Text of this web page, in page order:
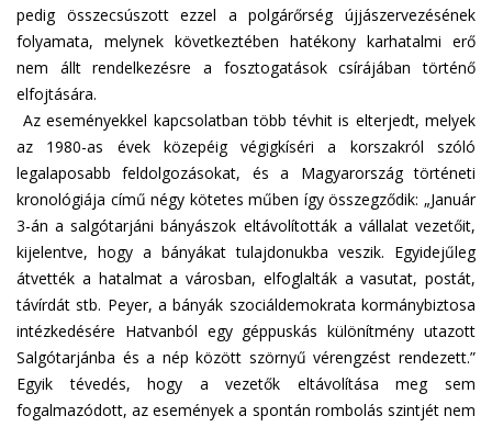
pedig összecsúszott ezzel a polgárőrség újjászervezésének
folyamata, melynek következtében hatékony karhatalmi erő
nem állt rendelkezésre a fosztogatások csírájában történő
elfojtására.
Az eseményekkel kapcsolatban több tévhit is elterjedt, melyek
az 1980-as évek közepéig végigkíséri a korszakról szóló
legalaposabb feldolgozásokat, és a Magyarország történeti
kronológiája című négy kötetes műben így összegződik: „Január
3-án a salgótarjáni bányászok eltávolították a vállalat vezetőit,
kijelentve, hogy a bányákat tulajdonukba veszik. Egyidejűleg
átvették a hatalmat a városban, elfoglalták a vasutat, postát,
távírdát stb. Peyer, a bányák szociáldemokrata kormánybiztosa
intézkedésére Hatvanból egy géppuskás különítmény utazott
Salgótarjánba és a nép között szörnyű vérengzést rendezett.”
Egyik tévedés, hogy a vezetők eltávolítása meg sem
fogalmazódott, az események a spontán rombolás szintjét nem